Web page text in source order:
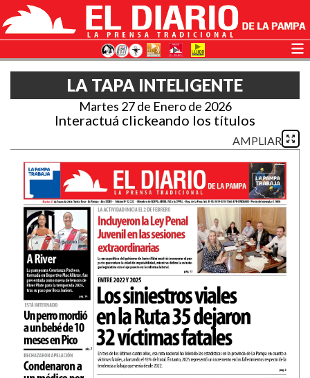
LA TAPA INTELIGENTE
Martes 27 de Enero de 2026
Interactuá clickeando los títulos
AMPLIAR